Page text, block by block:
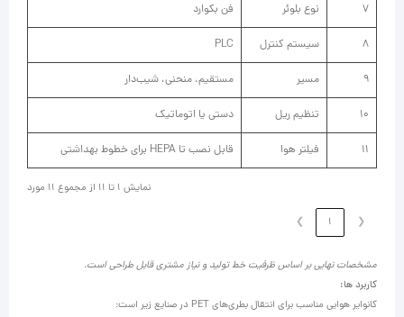
7 نوع بلوئر فن بکوارد
8 سیستم کنترل PLC
9 مسیر مستقیم، منحنی، شیب‌دار
10 تنظیم ریل دستی یا اتوماتیک
11 فیلتر هوا قابل نصب تا HEPA برای خطوط بهداشتی
نمایش 1 تا 11 از مجموع 11 مورد
❮
1
❯
مشخصات نهایی بر اساس ظرفیت خط تولید و نیاز مشتری قابل طراحی است.
کاربرد ها:
کانوایر هوایی مناسب برای انتقال بطری‌های PET در صنایع زیر است: